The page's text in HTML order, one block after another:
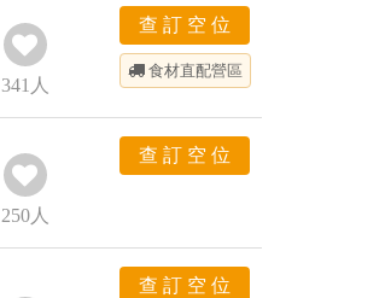
341 人
查 訂 空 位
食材直配營區
250人
查 訂 空 位
查 訂 空 位